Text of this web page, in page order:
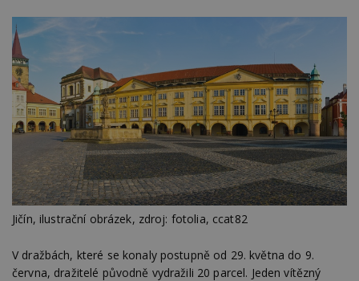
Jičín, ilustrační obrázek, zdroj: fotolia, ccat82
V dražbách, které se konaly postupně od 29. května do 9.
června, dražitelé původně vydražili 20 parcel. Jeden vítězný